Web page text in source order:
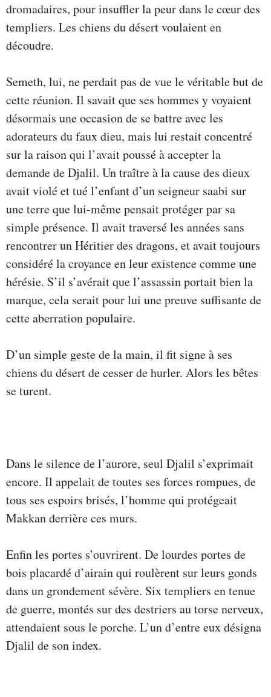
dromadaires, pour insuffler la peur dans le cœur des
templiers. Les chiens du désert voulaient en
découdre.
Semeth, lui, ne perdait pas de vue le véritable but de
cette réunion. Il savait que ses hommes y voyaient
désormais une occasion de se battre avec les
adorateurs du faux dieu, mais lui restait concentré
sur la raison qui l’avait poussé à accepter la
demande de Djalil. Un traître à la cause des dieux
avait violé et tué l’enfant d’un seigneur saabi sur
une terre que lui-même pensait protéger par sa
simple présence. Il avait traversé les années sans
rencontrer un Héritier des dragons, et avait toujours
considéré la croyance en leur existence comme une
hérésie. S’il s’avérait que l’assassin portait bien la
marque, cela serait pour lui une preuve suffisante de
cette aberration populaire.
D’un simple geste de la main, il fit signe à ses
chiens du désert de cesser de hurler. Alors les bêtes
se turent.
Dans le silence de l’aurore, seul Djalil s’exprimait
encore. Il appelait de toutes ses forces rompues, de
tous ses espoirs brisés, l’homme qui protégeait
Makkan derrière ces murs.
Enfin les portes s’ouvrirent. De lourdes portes de
bois placardé d’airain qui roulèrent sur leurs gonds
dans un grondement sévère. Six templiers en tenue
de guerre, montés sur des destriers au torse nerveux,
attendaient sous le porche. L’un d’entre eux désigna
Djalil de son index.